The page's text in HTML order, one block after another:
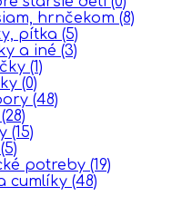
hrnčekom (8)
pítka (5)
a iné (3)
(1)
(0)
(48)
(28)
(15)
(5)
potreby (19)
cumlíky (48)